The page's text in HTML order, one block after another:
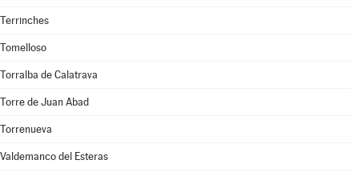
Terrinches
Tomelloso
Torralba de Calatrava
Torre de Juan Abad
Torrenueva
Valdemanco del Esteras